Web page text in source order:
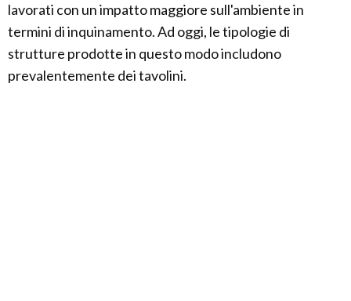
lavorati con un impatto maggiore sull'ambiente in
termini di inquinamento. Ad oggi, le tipologie di
strutture prodotte in questo modo includono
prevalentemente dei tavolini.